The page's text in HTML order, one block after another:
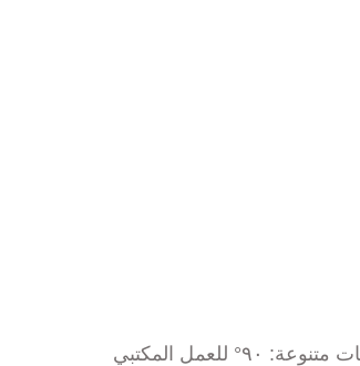
هذه الكرسي المكتبي الفاخر الحديث عالي الظهر والمصنوع من شبكة مريحة يدعم ضبطًا كاملاً للارتفاع وزوايا ميل ثلاثية لاستخدامات متنوعة: ٩٠° للعمل المكتبي